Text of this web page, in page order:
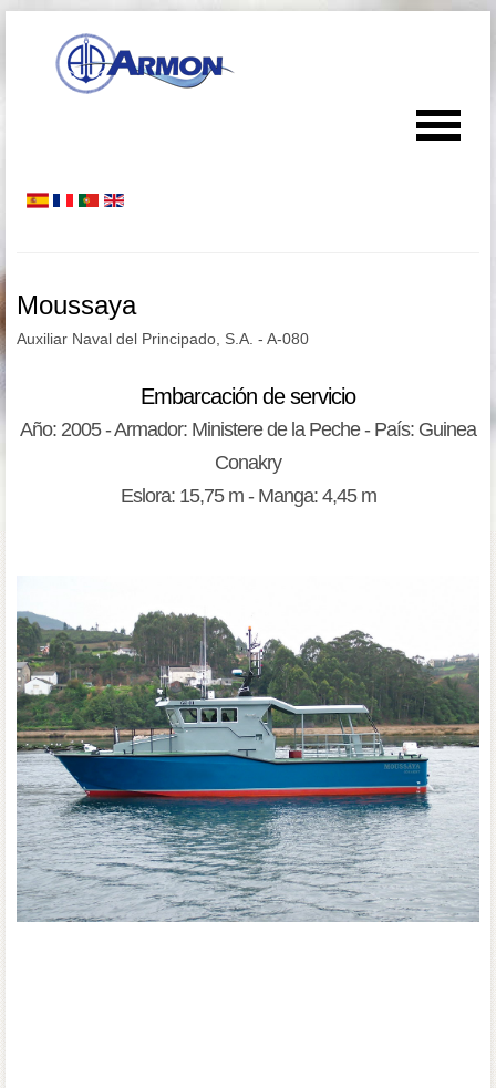
Moussaya
Auxiliar Naval del Principado, S.A. - A-080
Embarcación de servicio
Año: 2005 - Armador: Ministere de la Peche - País: Guinea
Conakry
Eslora: 15,75 m - Manga: 4,45 m